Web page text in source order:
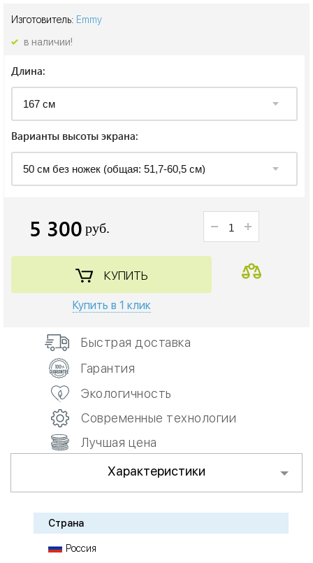
Изготовитель: Emmy
в наличии!
Длина:
Варианты высоты экрана:
5 300 руб.
КУПИТЬ
Купить в 1 клик
Быстрая доставка
Гарантия
Экологичность
Современные технологии
Лучшая цена
Характеристики
Страна
Россия